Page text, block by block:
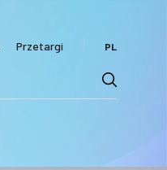
Przetargi PL